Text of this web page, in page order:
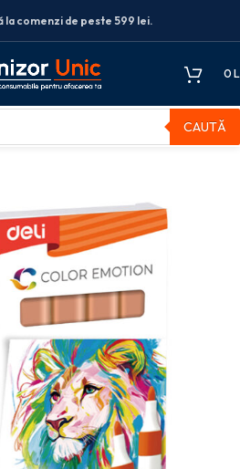
comenzi de peste 599 lei.
0
CAUTĂ